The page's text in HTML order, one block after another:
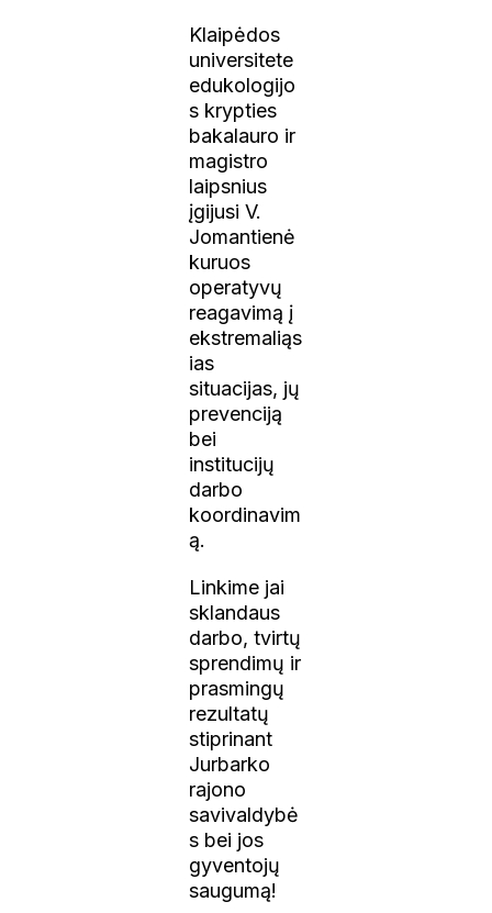
Klaipėdos
universitete
edukologijo
s krypties
bakalauro ir
magistro
laipsnius
įgijusi V.
Jomantienė
kuruos
operatyvų
reagavimą į
ekstremaliąs
ias
situacijas, jų
prevenciją
bei
institucijų
darbo
koordinavim
ą.
Linkime jai
sklandaus
darbo, tvirtų
sprendimų ir
prasmingų
rezultatų
stiprinant
Jurbarko
rajono
savivaldybė
s bei jos
gyventojų
saugumą!